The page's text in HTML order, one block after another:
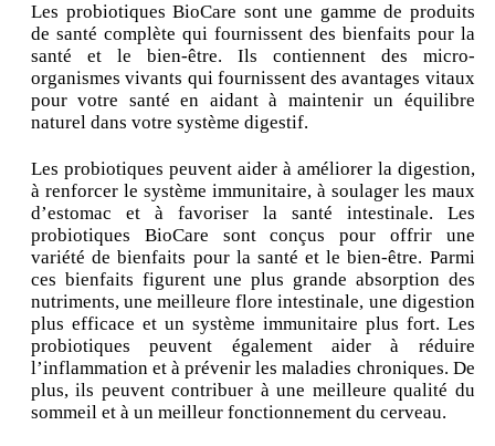
Les probiotiques BioCare sont une gamme de produits
de santé complète qui fournissent des bienfaits pour la
santé et le bien-être. Ils contiennent des micro-
organismes vivants qui fournissent des avantages vitaux
pour votre santé en aidant à maintenir un équilibre
naturel dans votre système digestif.
Les probiotiques peuvent aider à améliorer la digestion,
à renforcer le système immunitaire, à soulager les maux
d’estomac et à favoriser la santé intestinale. Les
probiotiques BioCare sont conçus pour offrir une
variété de bienfaits pour la santé et le bien-être. Parmi
ces bienfaits figurent une plus grande absorption des
nutriments, une meilleure flore intestinale, une digestion
plus efficace et un système immunitaire plus fort. Les
probiotiques peuvent également aider à réduire
l’inflammation et à prévenir les maladies chroniques. De
plus, ils peuvent contribuer à une meilleure qualité du
sommeil et à un meilleur fonctionnement du cerveau.